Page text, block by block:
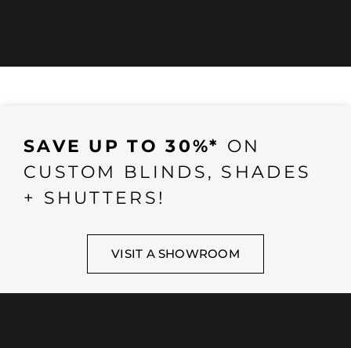
SAVE UP TO 30%* ON
CUSTOM BLINDS, SHADES
+ SHUTTERS!
VISIT A SHOWROOM